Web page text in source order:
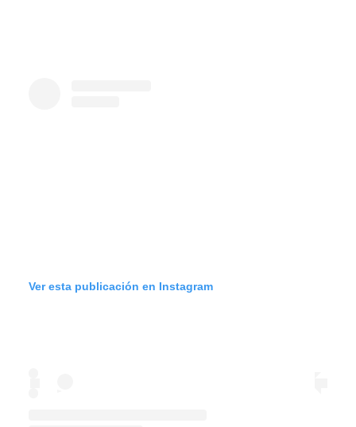
Ver esta publicación en Instagram